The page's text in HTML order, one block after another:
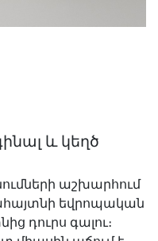
և կեղծ
աշխարհում
եվրոպական
դուրս գալու։